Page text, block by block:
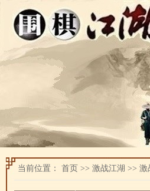
当前位置： 首页 >> 激战江湖 >> 激